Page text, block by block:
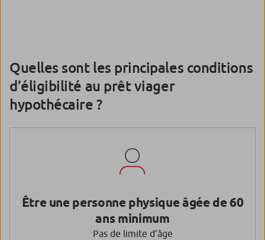
Quelles sont les principales conditions
d’éligibilité au prêt viager
hypothécaire ?
Être une personne physique âgée de 60
ans minimum
Pas de limite d’âge